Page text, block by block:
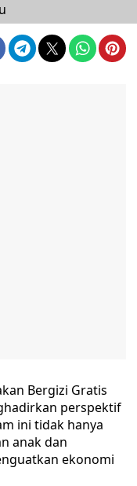
Bergizi Gratis
perspektif
ini tidak hanya
anak dan
ekonomi